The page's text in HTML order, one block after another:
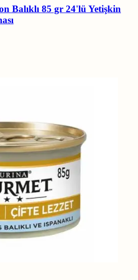
Balıklı 85 gr 24'lü Yetişkin